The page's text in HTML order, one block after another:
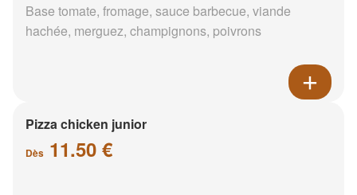
Base tomate, fromage, sauce barbecue, viande
hachée, merguez, champignons, poivrons
Pizza chicken junior
Dès 11.50 €